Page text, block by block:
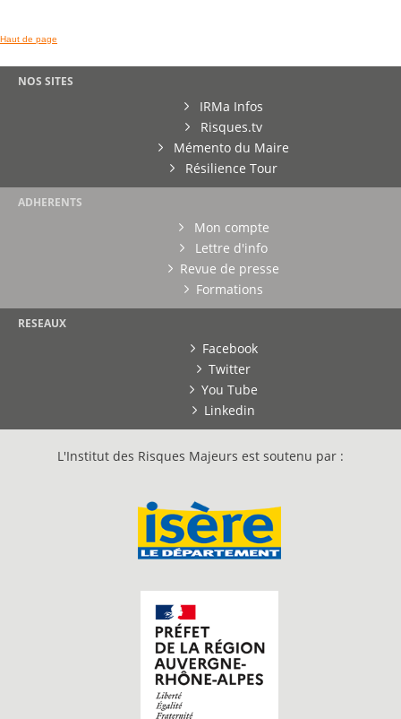
Haut de page
NOS SITES
IRMa Infos
Risques.tv
Mémento du Maire
Résilience Tour
ADHERENTS
Mon compte
Lettre d'info
Revue de presse
Formations
RESEAUX
Facebook
Twitter
You Tube
Linkedin
L'Institut des Risques Majeurs est soutenu par :